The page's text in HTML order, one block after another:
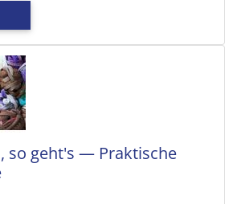
so geht's — Praktische